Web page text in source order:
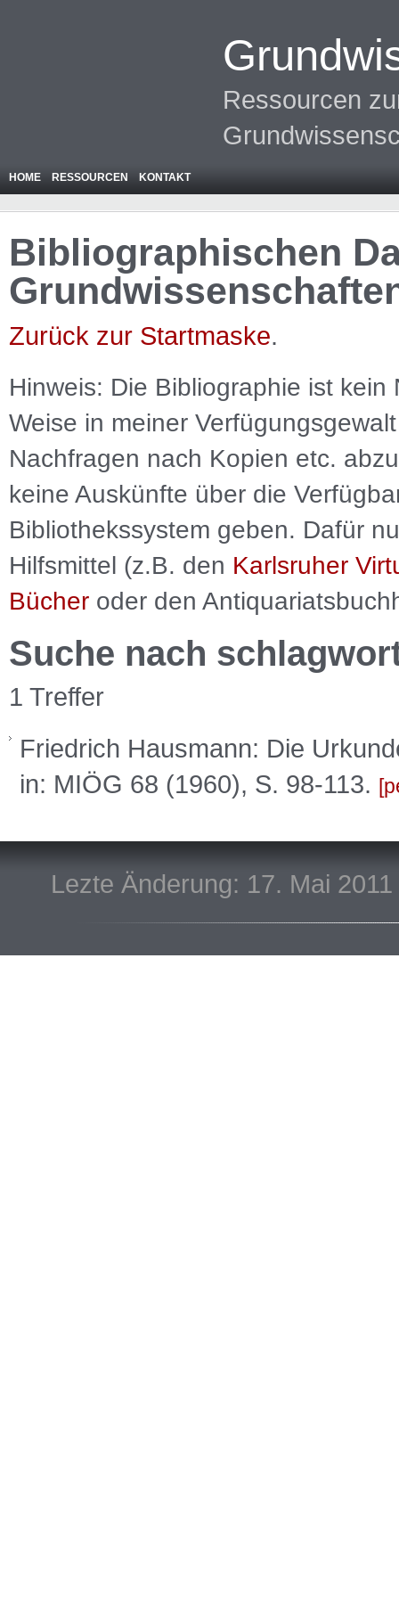
Ressourcen
HOME RESSOURCEN KONTAKT
Bibliographischen
Zurück zur Startmaske.
Hinweis: Die Bibliographie ist kein
Weise in meiner
Nachfragen nach Kopien etc.
keine Auskünfte über die
Bibliothekssystem geben. Dafür
Hilfsmittel (z.B. den Karlsruher
Bücher oder den
Suche nach
1 Treffer
Friedrich Hausmann: Die
in: MIÖG 68 (1960), S. 98-113.
Lezte Änderung: 17. Mai